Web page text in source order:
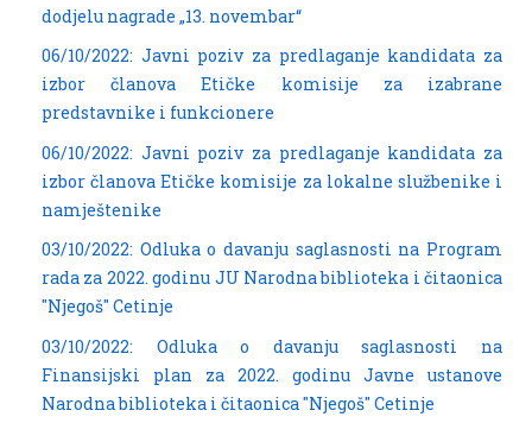
dodjelu nagrade „13. novembar“
06/10/2022: Javni poziv za predlaganje kandidata za
izbor članova Etičke komisije za izabrane
predstavnike i funkcionere
06/10/2022: Javni poziv za predlaganje kandidata za
izbor članova Etičke komisije za lokalne službenike i
namještenike
03/10/2022: Odluka o davanju saglasnosti na Program
rada za 2022. godinu JU Narodna biblioteka i čitaonica
"Njegoš" Cetinje
03/10/2022: Odluka o davanju saglasnosti na
Finansijski plan za 2022. godinu Javne ustanove
Narodna biblioteka i čitaonica "Njegoš" Cetinje